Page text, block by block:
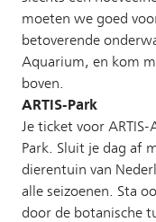
moeten we goed
betoverende
Aquarium, en kom
boven.
ARTIS-Park
Je ticket voor
Park. Sluit je dag af
dierentuin van
alle seizoenen. Sta
door de botanische